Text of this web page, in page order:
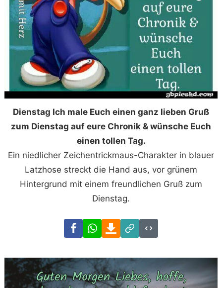
Dienstag Ich male Euch einen ganz lieben Gruß
zum Dienstag auf eure Chronik & wünsche Euch
einen tollen Tag.
Ein niedlicher Zeichentrickmaus-Charakter in blauer
Latzhose streckt die Hand aus, vor grünem
Hintergrund mit einem freundlichen Gruß zum
Dienstag.
FacebookWhatsAppDownload
Link
Code